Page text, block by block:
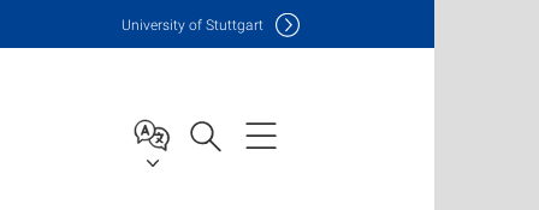
University of Stuttgart